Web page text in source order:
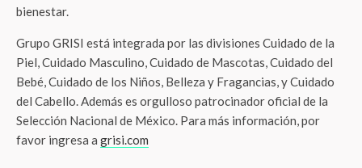
bienestar.
Grupo GRISI está integrada por las divisiones Cuidado de la
Piel, Cuidado Masculino, Cuidado de Mascotas, Cuidado del
Bebé, Cuidado de los Niños, Belleza y Fragancias, y Cuidado
del Cabello. Además es orgulloso patrocinador oficial de la
Selección Nacional de México. Para más información, por
favor ingresa a grisi.com